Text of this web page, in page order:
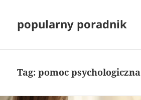
popularny poradnik
Tag:pomoc psychologiczna